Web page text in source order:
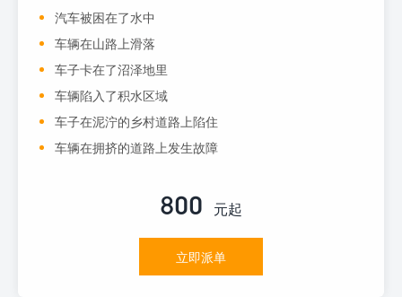
汽车被困在了水中
车辆在山路上滑落
车子卡在了沼泽地里
车辆陷入了积水区域
车子在泥泞的乡村道路上陷住
车辆在拥挤的道路上发生故障
800 元起
立即派单